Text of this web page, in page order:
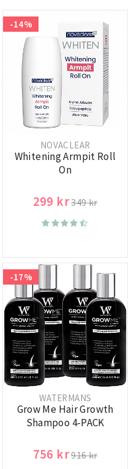
-14%
NOVACLEAR
Whitening Armpit Roll
On
299 kr349 kr
-17%
WATERMANS
Grow Me Hair Growth
Shampoo 4-PACK
756 kr916 kr